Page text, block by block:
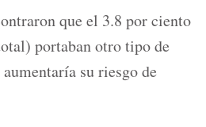
que el 3.8 por ciento
portaban otro tipo de
su riesgo de